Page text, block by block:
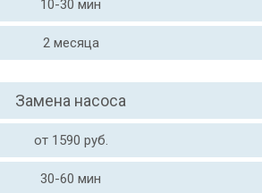
10-30 мин
2 месяца
Замена насоса
от 1590 руб.
30-60 мин